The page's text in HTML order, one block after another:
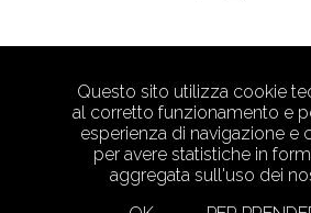
Questo sito utilizza cookie
al corretto funzionamento e
esperienza di navigazione e
per avere statistiche in
aggregata sull'uso dei
PRIVACY POLICY